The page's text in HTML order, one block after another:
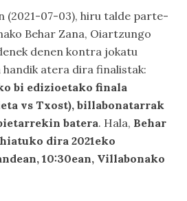
(2021-07-03), hiru talde parte-
Behar Zana, Oiartzungo
denen kontra jokatu
handik atera dira finalistak:
bi edizioetako finala
vs Txost), billabonatarrak
batera. Hala, Behar
dira 2021eko
10:30ean, Villabonako